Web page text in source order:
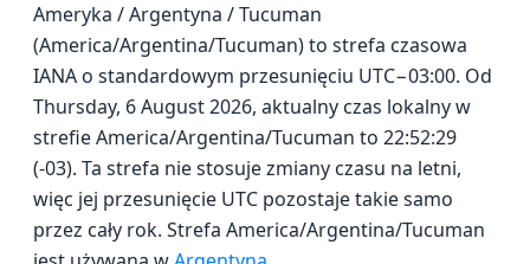
Ameryka / Argentyna / Tucuman
(America/Argentina/Tucuman) to strefa czasowa
IANA o standardowym przesunięciu UTC−03:00. Od
Thursday, 6 August 2026, aktualny czas lokalny w
strefie America/Argentina/Tucuman to 22:52:29
(-03). Ta strefa nie stosuje zmiany czasu na letni,
więc jej przesunięcie UTC pozostaje takie samo
przez cały rok. Strefa America/Argentina/Tucuman